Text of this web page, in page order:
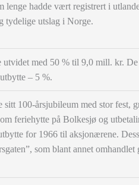
lenge hadde vært registrert i
tydelige utslag i Norge.
utvidet med 50 % til 9,0 mill. kr.
– 5 %.
sitt 100-årsjubileum med stor fest,
feriehytte på Bolkesjø og
for 1966 til aksjonærene.
som blant annet omhandlet